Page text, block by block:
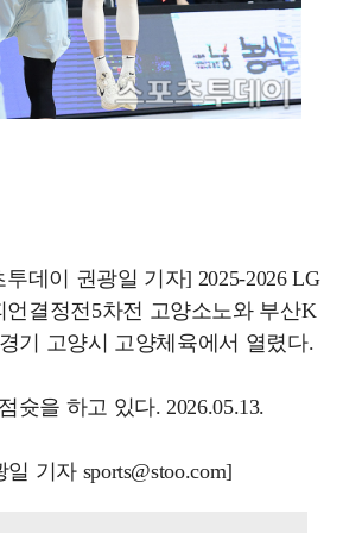
데이 권광일 기자] 2025-2026 LG
언결정전5차전 고양소노와 부산K
기 고양시 고양체육에서 열렸다.
슛을 하고 있다. 2026.05.13.
기자 sports@stoo.com]